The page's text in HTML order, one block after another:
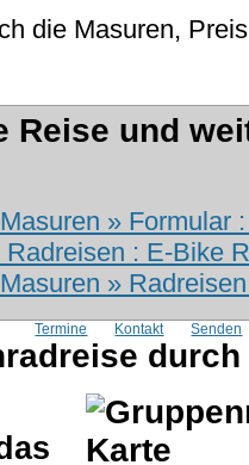
die Masuren,
Reise und
» Formular
Radreisen : E-Bike
»
Termine Kontakt Senden